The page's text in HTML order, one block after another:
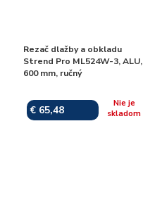
Rezač dlažby a obkladu
Strend Pro ML524W-3, ALU,
600 mm, ručný
€ 65,48
Nie je
skladom